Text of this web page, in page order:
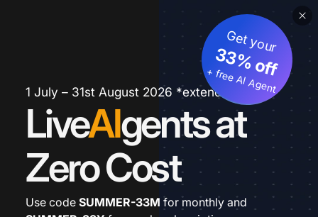
1 July – 31st August 2026 *extended
LiveAIgents at
Zero Cost
Get your
33% off
+ free AI Agent
Use code SUMMER-33M for monthly and